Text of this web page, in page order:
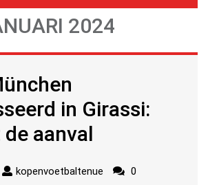
2024
in Girassi:
aanval
kopenvoetbaltenue
0